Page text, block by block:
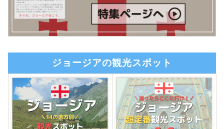
ジョージアの観光スポット